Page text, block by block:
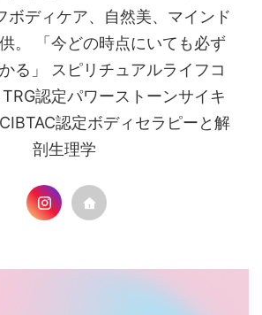
ボディケア、自然美、マインド
。 「今どの時点にいても必ず
る」 スピリチュアルライフコ
認定パワーストーンサイキ
認定ボディセラピーと解
剖生理学